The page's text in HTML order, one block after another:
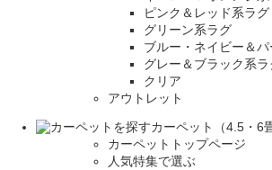
ピンク＆レッド系ラグ
グリーン系ラグ
ブルー・ネイビー＆
グレー＆ブラック系ラ
クリア
アウトレット
カーペット（4.5・6
カーペットトップページ
人気特集で選ぶ